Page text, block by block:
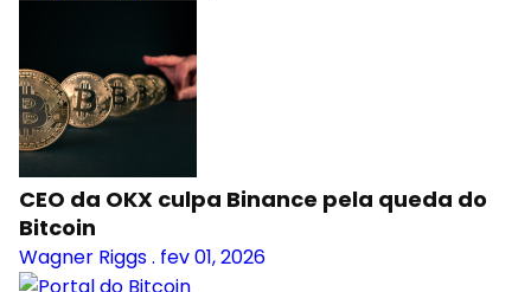
CEO da OKX culpa Binance pela queda do
Bitcoin
Wagner Riggs. fev 01, 2026